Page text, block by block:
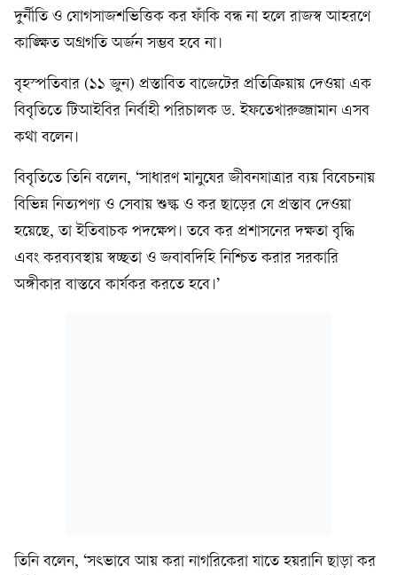
দুর্নীতি ও যোগসাজশভিত্তিক কর ফাঁকি বন্ধ না হলে রাজস্ব আহরণে
কাঙ্ক্ষিত অগ্রগতি অর্জন সম্ভব হবে না।
বৃহস্পতিবার (১১ জুন) প্রস্তাবিত বাজেটের প্রতিক্রিয়ায় দেওয়া এক
বিবৃতিতে টিআইবির নির্বাহী পরিচালক ড. ইফতেখারুজ্জামান এসব
কথা বলেন।
বিবৃতিতে তিনি বলেন, ‘সাধারণ মানুষের জীবনযাত্রার ব্যয় বিবেচনায়
বিভিন্ন নিত্যপণ্য ও সেবায় শুল্ক ও কর ছাড়ের যে প্রস্তাব দেওয়া
হয়েছে, তা ইতিবাচক পদক্ষেপ। তবে কর প্রশাসনের দক্ষতা বৃদ্ধি
এবং করব্যবস্থায় স্বচ্ছতা ও জবাবদিহি নিশ্চিত করার সরকারি
অঙ্গীকার বাস্তবে কার্যকর করতে হবে।’
তিনি বলেন, ‘সৎভাবে আয় করা নাগরিকেরা যাতে হয়রানি ছাড়া কর